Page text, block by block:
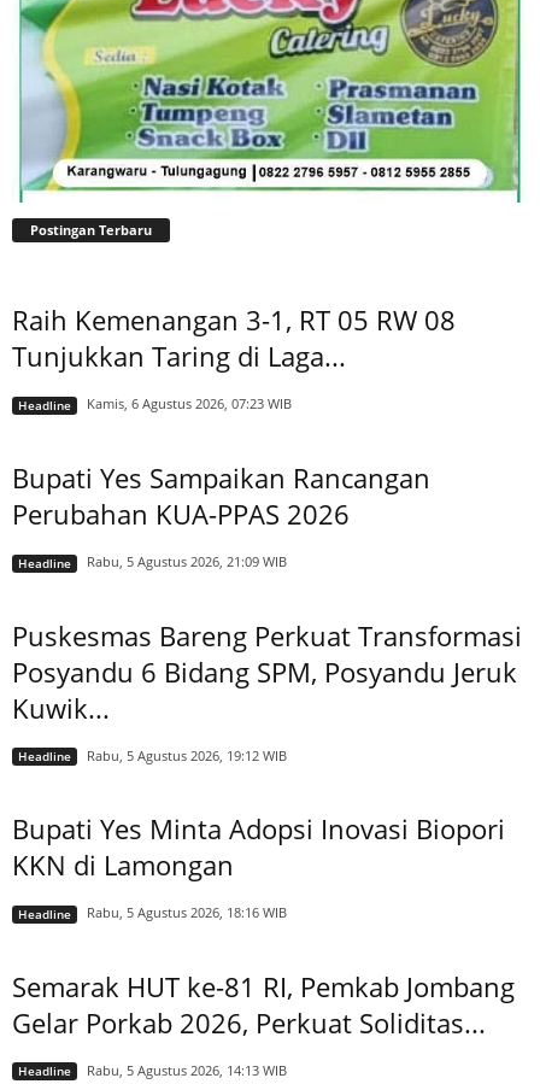
Postingan Terbaru
Raih Kemenangan 3-1, RT 05 RW 08
Tunjukkan Taring di Laga...
Headline Kamis, 6 Agustus 2026, 07:23 WIB
Bupati Yes Sampaikan Rancangan
Perubahan KUA-PPAS 2026
Headline Rabu, 5 Agustus 2026, 21:09 WIB
Puskesmas Bareng Perkuat Transformasi
Posyandu 6 Bidang SPM, Posyandu Jeruk
Kuwik...
Headline Rabu, 5 Agustus 2026, 19:12 WIB
Bupati Yes Minta Adopsi Inovasi Biopori
KKN di Lamongan
Headline Rabu, 5 Agustus 2026, 18:16 WIB
Semarak HUT ke-81 RI, Pemkab Jombang
Gelar Porkab 2026, Perkuat Soliditas...
Headline Rabu, 5 Agustus 2026, 14:13 WIB